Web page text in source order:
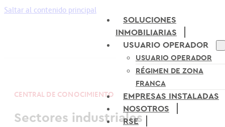
Saltar al contenido principal
SOLUCIONES
INMOBILIARIAS
USUARIO OPERADOR
USUARIO OPERADOR
RÉGIMEN DE ZONA
FRANCA
EMPRESAS INSTALADAS
NOSOTROS
RSE
CENTRAL DE CONOCIMIENTO
Sectores industriales